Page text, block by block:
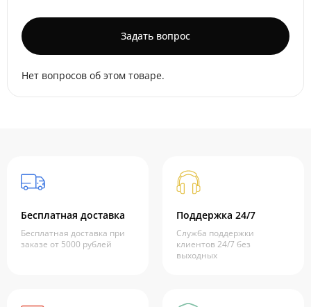
Задать вопрос
Нет вопросов об этом товаре.
Бесплатная доставка
Бесплатная доставка при
заказе от 5000 рублей
Поддержка 24/7
Служба поддержки
клиентов 24/7 без
выходных